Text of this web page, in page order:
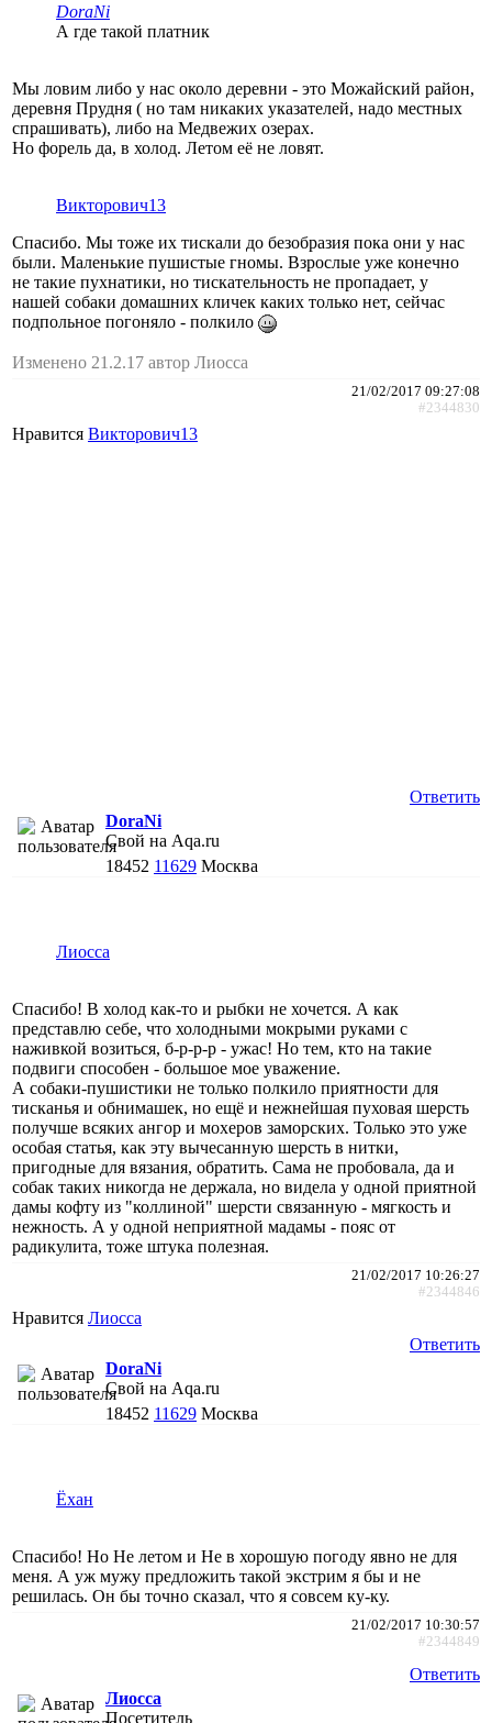
DoraNi
А где такой платник
Мы ловим либо у нас около деревни - это Можайский район,
деревня Прудня ( но там никаких указателей, надо местных
спрашивать), либо на Медвежих озерах.
Но форель да, в холод. Летом её не ловят.
Викторович13
Спасибо. Мы тоже их тискали до безобразия пока они у нас
были. Маленькие пушистые гномы. Взрослые уже конечно
не такие пухнатики, но тискательность не пропадает, у
нашей собаки домашних кличек каких только нет, сейчас
подпольное погоняло - полкило
Изменено 21.2.17 автор Лиосса
21/02/2017 09:27:08
#2344830
Нравится Викторович13
Ответить
DoraNi
Свой на Aqa.ru
18452 11629 Москва
Лиосса
Спасибо! В холод как-то и рыбки не хочется. А как
представлю себе, что холодными мокрыми руками с
наживкой возиться, б-р-р-р - ужас! Но тем, кто на такие
подвиги способен - большое мое уважение.
А собаки-пушистики не только полкило приятности для
тисканья и обнимашек, но ещё и нежнейшая пуховая шерсть
получше всяких ангор и мохеров заморских. Только это уже
особая статья, как эту вычесанную шерсть в нитки,
пригодные для вязания, обратить. Сама не пробовала, да и
собак таких никогда не держала, но видела у одной приятной
дамы кофту из "коллиной" шерсти связанную - мягкость и
нежность. А у одной неприятной мадамы - пояс от
радикулита, тоже штука полезная.
21/02/2017 10:26:27
#2344846
Нравится Лиосса
Ответить
DoraNi
Свой на Aqa.ru
18452 11629 Москва
Ёхан
Спасибо! Но Не летом и Не в хорошую погоду явно не для
меня. А уж мужу предложить такой экстрим я бы и не
решилась. Он бы точно сказал, что я совсем ку-ку.
21/02/2017 10:30:57
#2344849
Ответить
Лиосса
Посетитель